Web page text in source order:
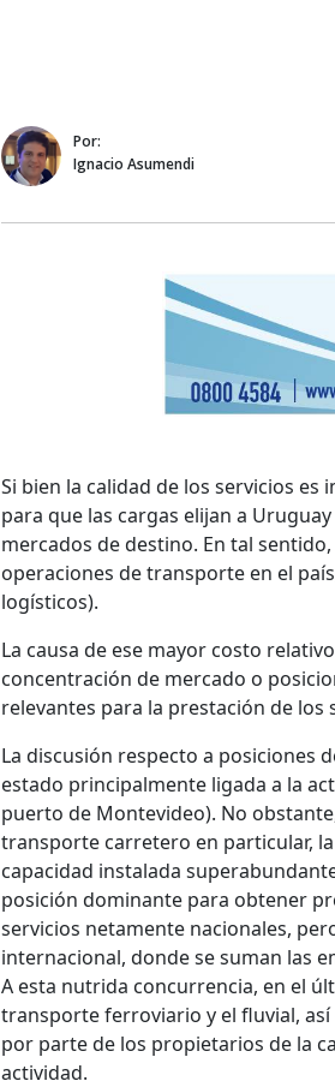
Por:
Ignacio Asumendi
Si bien la calidad de los servicios
para que las cargas elijan a
mercados de destino. En tal
operaciones de transporte en el
logísticos).
La causa de ese mayor costo
concentración de mercado o
relevantes para la prestación de los
La discusión respecto a posiciones
estado principalmente ligada a la
puerto de Montevideo). No
transporte carretero en particular,
capacidad instalada
posición dominante para obtener
servicios netamente nacionales,
internacional, donde se suman las
A esta nutrida concurrencia, en el
transporte ferroviario y el fluvial,
por parte de los propietarios de la
actividad.